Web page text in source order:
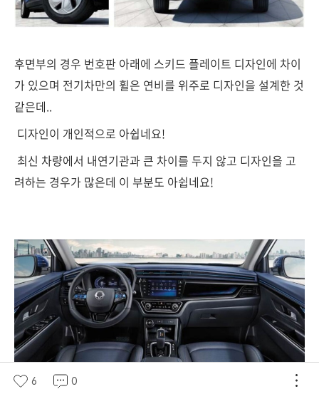
후면부의 경우 번호판 아래에 스키드 플레이트 디자인에 차이
가 있으며 전기차만의 휠은 연비를 위주로 디자인을 설계한 것
같은데..
디자인이 개인적으로 아쉽네요!
최신 차량에서 내연기관과 큰 차이를 두지 않고 디자인을 고
려하는 경우가 많은데 이 부분도 아쉽네요!
6 0